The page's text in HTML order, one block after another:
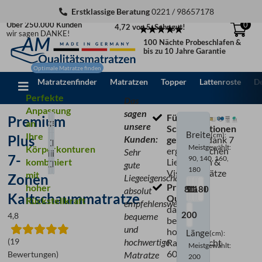
springen
Erstklassige Beratung0221 / 98657178
Über 250.000 Kunden
wir sagen DANKE!
4,72 von 5: Sehr gut!
0
100 Nächte Probeschlafen &
bis zu 10 Jahre Garantie
Matratzenfinder Matratzen Topper Lattenroste
Premium
Plus
7-
Zonen
Kaltschaummatratze
4,8
(19
Bewertungen)
Perfekte
Anpassung
an
Ihre
Körperkonturen
kombiniert
mit
hoher
Rückstellkraft
Breite (cm)
80
bis
200
Länge(cm)
200
bis
200
Härtegrad
H2
bis
H3
Das
sagen
unsere
Kunden:
Sehr
gute
Liegeeigenschaften,
absolut
empfehlenswerte,
bequeme
und
hochwertige
Matratze
Für alle
Schlafpositionen
geeignet,dank 7
ergonomischen
Liegezonen &
Visco-Einsätze
Premium
Qualität
dank
besonders
hohem
Raumgewicht
60
Breite(cm):
Meistgewählt:
90, 140, 160,
180
80
90
100
120
140
160
180
200
Länge(cm):
Meistgewählt:
200